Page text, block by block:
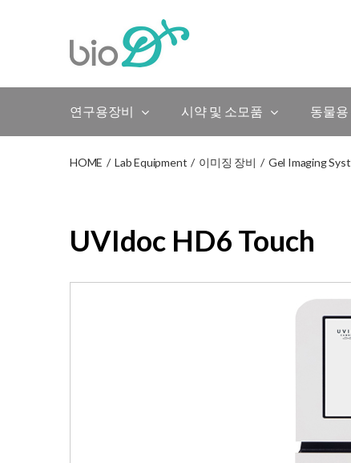
연구용장비 시약 및 소모품 동물용
HOME / Lab Equipment / 이미징 장비 / Gel Imaging
UVIdoc HD6 Touch